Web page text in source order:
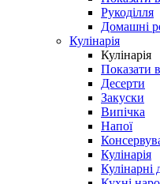
Рукоділля
Домашні
Кулінарія
Кулінарія
Показати
Десерти
Закуски
Випічка
Напої
Кулінарія
Кулінарні